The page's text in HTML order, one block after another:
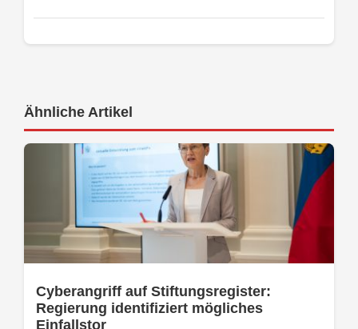
Ähnliche Artikel
Cyberangriff auf Stiftungsregister:
Regierung identifiziert mögliches
Einfallstor